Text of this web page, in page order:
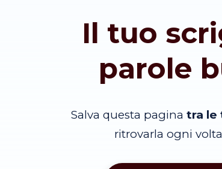
Il tuo
parole
Salva questa pagina tra le
ritrovarla ogni